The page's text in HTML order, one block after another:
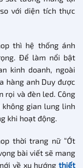
với diện tích thực
thì hệ thống ánh
Để làm nổi bật
kinh doanh, ngoài
hàng anh Duy được
rọi và đèn led. Công
gian lung linh
khi hoạt động.
thời trang nữ “Ớt
bài viết sẽ mang
về xu hướng thiết